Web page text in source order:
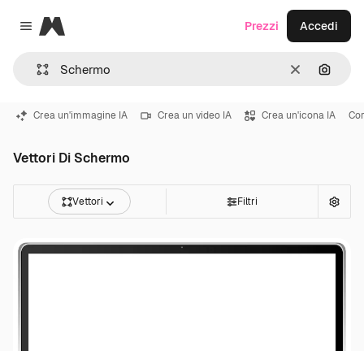
Close menu
Magnific
CancellaCerca
Prezzi Accedi
Crea un'immagine IA Crea un video IA Crea un'icona IA
Vettori Di Schermo
Vettori Filtri